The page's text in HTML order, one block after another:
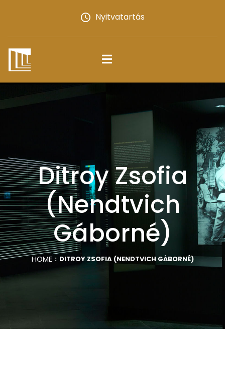
Nyitvatartás
Ditroy Zsofia
(Nendtvich
Gáborné)
HOME DITROY ZSOFIA (NENDTVICH GÁBORNÉ)